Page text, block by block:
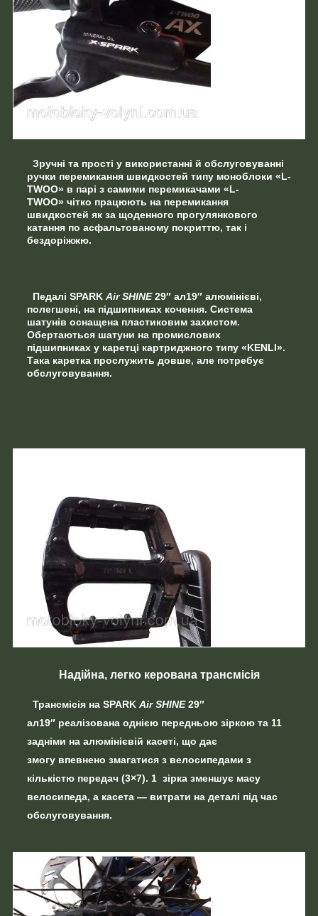
Надійна, легко керована трансмісія
Трансмісія на SPARK Air SHINE29″
ал19″ реалізована однією передньою зіркою та 11
задніми на алюмінієвій касеті, що дає
змогу впевнено змагатися з велосипедами з
кількістю передач (3×7). 1 зірка зменшує масу
велосипеда, а касета — витрати на деталі під час
обслуговування.
Зручні та прості у використанні й обслуговуванні
ручки перемикання швидкостей типу моноблоки «L-
TWOO» в парі з самими перемикачами «L-
TWOO» чітко працюють на перемикання
швидкостей як за щоденного прогулянкового
катання по асфальтованому покриттю, так і
бездоріжжю.
Педалі SPARK Air SHINE29″ ал19″ алюмінієві,
полегшені, на підшипниках кочення. Система
шатунів оснащена пластиковим захистом.
Обертаються шатуни на промислових
підшипниках у каретці картриджного типу «KENLI».
Така каретка прослужить довше, але потребує
обслуговування.